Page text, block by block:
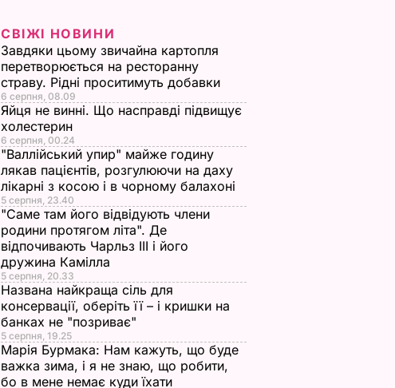
СВІЖІ НОВИНИ
Завдяки цьому звичайна картопля
перетворюється на ресторанну
страву. Рідні проситимуть добавки
6 серпня, 08.09
Яйця не винні. Що насправді підвищує
холестерин
6 серпня, 00.24
"Валлійський упир" майже годину
лякав пацієнтів, розгулюючи на даху
лікарні з косою і в чорному балахоні
5 серпня, 23.40
"Саме там його відвідують члени
родини протягом літа". Де
відпочивають Чарльз III і його
дружина Камілла
5 серпня, 20.33
Названа найкраща сіль для
консервації, оберіть її – і кришки на
банках не "позриває"
5 серпня, 19.25
Марія Бурмака: Нам кажуть, що буде
важка зима, і я не знаю, що робити,
бо в мене немає куди їхати